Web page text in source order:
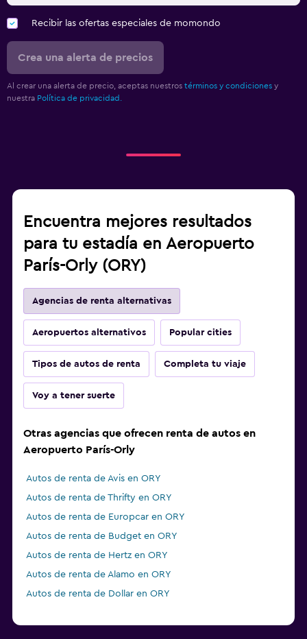
Recibir las ofertas especiales de momondo
Crea una alerta de precios
Al crear una alerta de precio, aceptas nuestros términos y condiciones y
nuestra Política de privacidad.
Encuentra mejores resultados
para tu estadía en Aeropuerto
París-Orly (ORY)
Agencias de renta alternativas
Aeropuertos alternativos Popular cities
Tipos de autos de renta Completa tu viaje
Voy a tener suerte
Otras agencias que ofrecen renta de autos en
Aeropuerto París-Orly
Autos de renta de Avis en ORY
Autos de renta de Thrifty en ORY
Autos de renta de Europcar en ORY
Autos de renta de Budget en ORY
Autos de renta de Hertz en ORY
Autos de renta de Alamo en ORY
Autos de renta de Dollar en ORY